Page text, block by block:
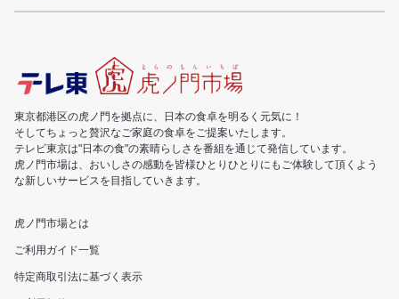
東京都港区の虎ノ門を拠点に、日本の食卓を明るく元気に！
そしてちょっと贅沢なご家庭の食卓をご提案いたします。
テレビ東京は"日本の食"の素晴らしさを番組を通じて発信しています。
虎ノ門市場は、おいしさの感動を皆様ひとりひとりにもご体験して頂くよう
な新しいサービスを目指していきます。
虎ノ門市場とは
ご利用ガイド一覧
特定商取引法に基づく表示